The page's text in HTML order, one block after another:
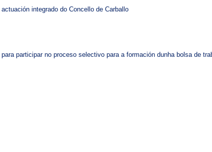
integrado do Concello de Carballo
participar no proceso selectivo para a formación dunha bolsa de